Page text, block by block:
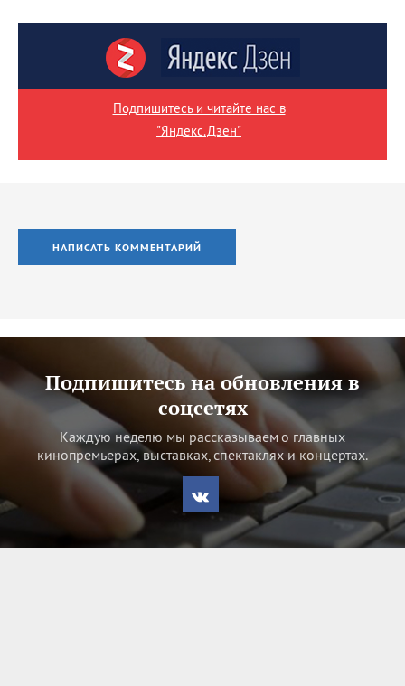
Подпишитесь и читайте нас в
"Яндекс.Дзен"
НАПИСАТЬ КОММЕНТАРИЙ
Подпишитесь на обновления в
соцсетях
Каждую неделю мы рассказываем о главных
кинопремьерах, выставках, спектаклях и концертах.